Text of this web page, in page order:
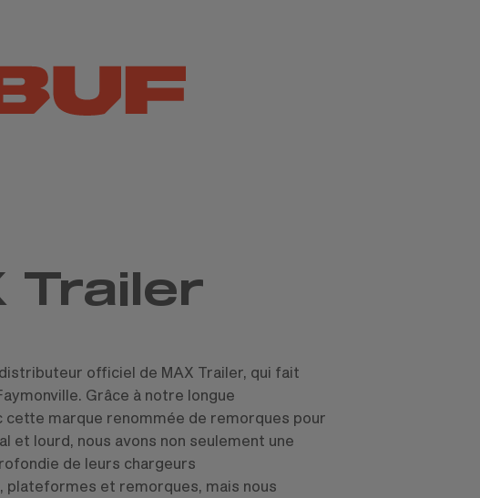
Trailer
officiel de MAX Trailer, qui fait
Grâce à notre longue
cette marque renommée de remorques pour
et lourd, nous avons non seulement une
de leurs chargeurs
plateformes et remorques, mais nous